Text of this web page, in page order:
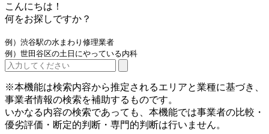
こんにちは！
何をお探しですか？
例）渋谷駅の水まわり修理業者
例）世田谷区の土日にやっている内科
※本機能は検索内容から推定されるエリアと業種に基づき、
事業者情報の検索を補助するものです。
いかなる内容の検索であっても、本機能では事業者の比較・
優劣評価・断定的判断・専門的判断は行いません。